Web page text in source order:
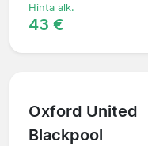
Hinta alk.
43 €
Oxford United
Blackpool